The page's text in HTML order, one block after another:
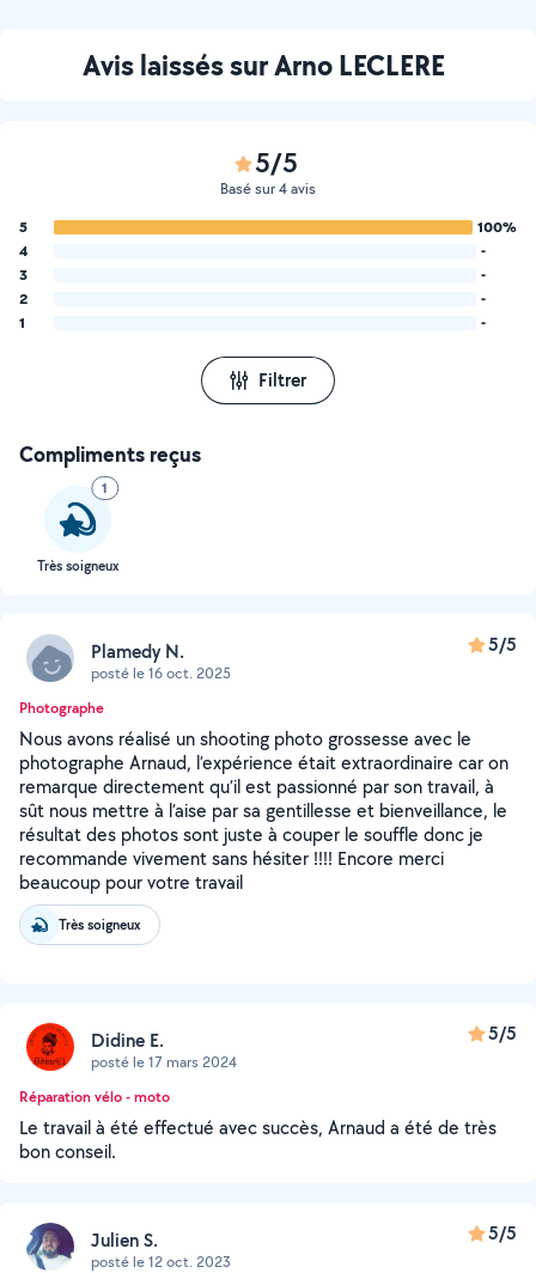
Avis laissés sur Arno LECLERE
5/5
Basé sur 4 avis
5
100%
4
-
3
-
2
-
1
-
Filtrer
Compliments reçus
1
Très soigneux
Plamedy N.
posté le 16 oct. 2025
5/5
Photographe
Nous avons réalisé un shooting photo grossesse avec le
photographe Arnaud, l’expérience était extraordinaire car on
remarque directement qu’il est passionné par son travail, à
sût nous mettre à l’aise par sa gentillesse et bienveillance, le
résultat des photos sont juste à couper le souffle donc je
recommande vivement sans hésiter !!!! Encore merci
beaucoup pour votre travail
Très soigneux
Didine E.
posté le 17 mars 2024
5/5
Réparation vélo - moto
Le travail à été effectué avec succès, Arnaud a été de très
bon conseil.
Julien S.
posté le 12 oct. 2023
5/5